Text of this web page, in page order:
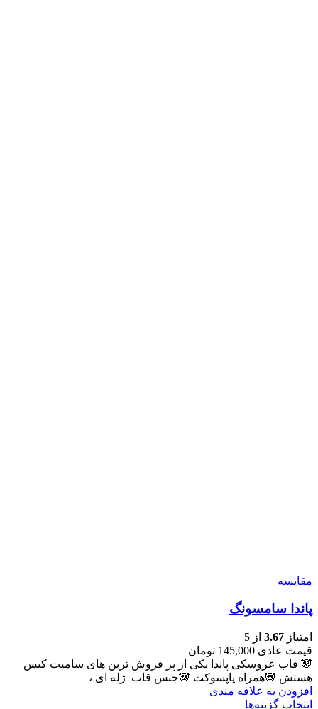
مقايسه
پاندا سامسونگ
امتیاز 3.67 از 5
قیمت عادی 145,000 تومان
🐼 قاب عروسکی پاندا یکی از پر فروش ترین های سامیت کیس
هستش 🐼همراه پاپسوکت 🐼جنس قاب ژله ای ،
افزودن به علاقه مندی
انتخاب گزینه‌ها